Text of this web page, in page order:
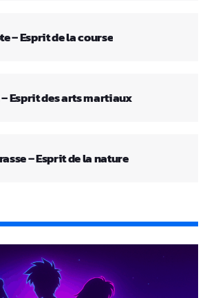
– Esprit de la course
Esprit des arts martiaux
– Esprit de la nature